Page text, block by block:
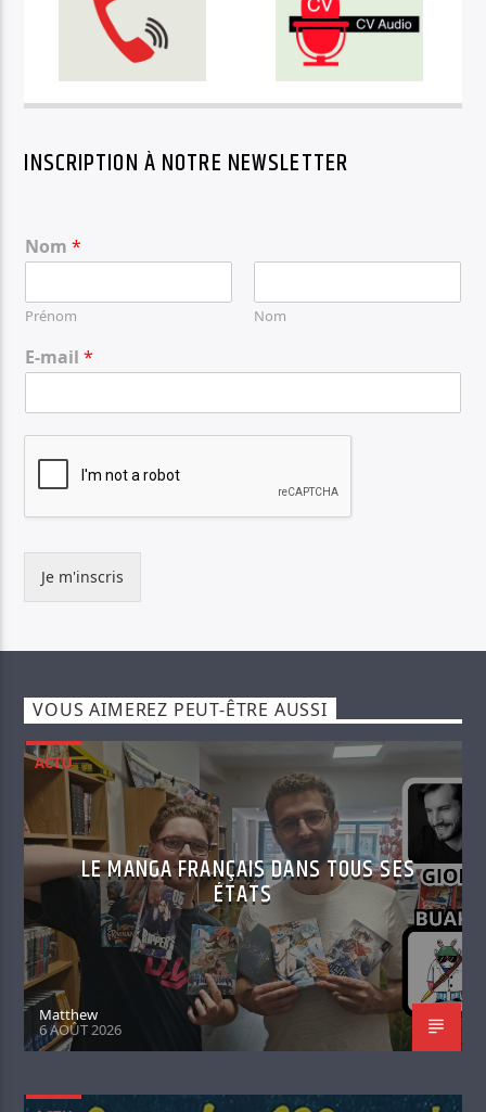
INSCRIPTION À NOTRE NEWSLETTER
Nom*
Prénom Nom
E-mail*
Je m'inscris
VOUS AIMEREZ PEUT-ÊTRE AUSSI
ACTU
LE MANGA FRANÇAIS DANS TOUS SES
ÉTATS
Matthew
6 AOÛT 2026